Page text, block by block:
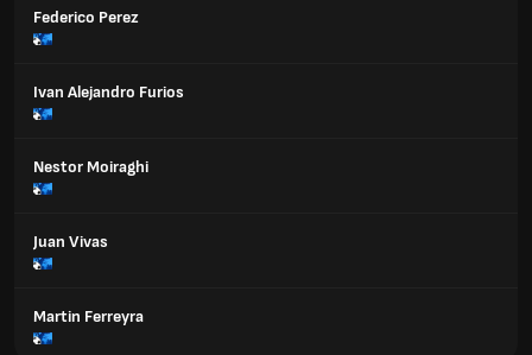
Federico Perez
Ivan Alejandro Furios
Nestor Moiraghi
Juan Vivas
Martin Ferreyra